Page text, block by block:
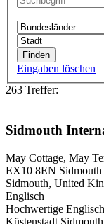
Eingaben löschen
263 Treffer:
Sidmouth
May Cottage, May
EX10 8EN Sidmouth
Sidmouth, United
Englisch
Hochwertige
Küstenstadt